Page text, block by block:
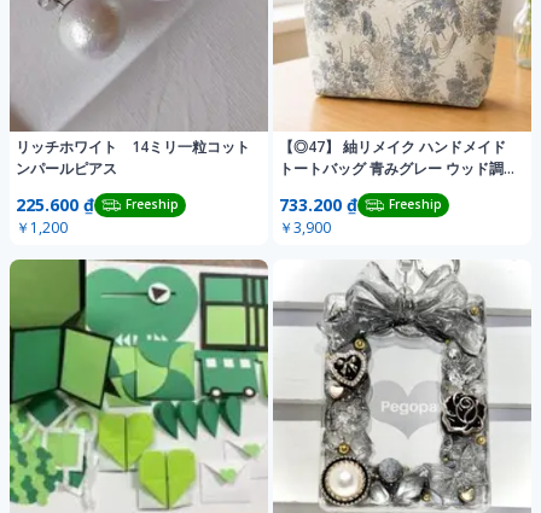
リッチホワイト 14ミリ一粒コット
ンパールピアス
225.600 ₫ Freeship
￥1,200
【◎47】 紬リメイク ハンドメイド
トートバッグ 青みグレー ウッド調
733.200 ₫ Freeship
￥3,900